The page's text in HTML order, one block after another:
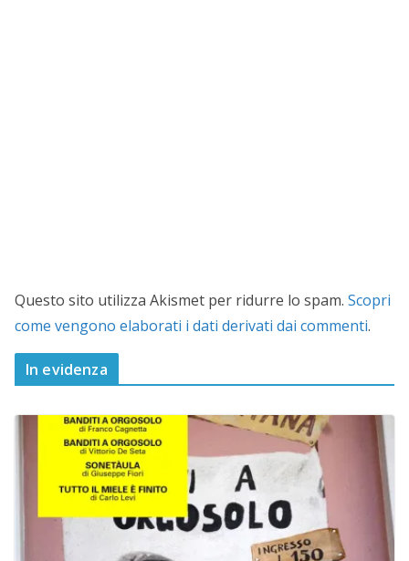
Questo sito utilizza Akismet per ridurre lo spam. Scopri
come vengono elaborati i dati derivati dai commenti.
In evidenza